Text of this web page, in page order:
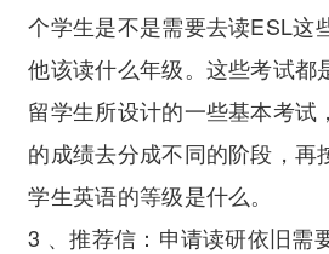
个学生是不是需要去读ESL这
他该读什么年级。这些考试都
留学生所设计的一些基本考试
的成绩去分成不同的阶段，再
学生英语的等级是什么。
3 、推荐信：申请读研依旧需